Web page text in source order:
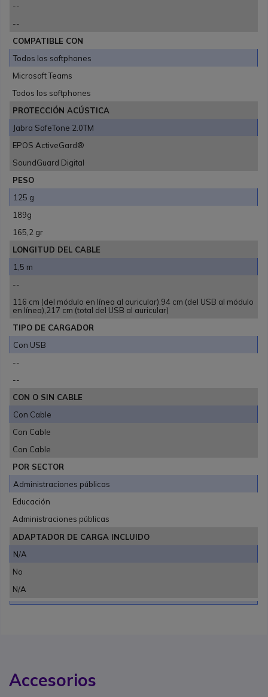
--
--
COMPATIBLE CON
Todos los softphones
Microsoft Teams
Todos los softphones
PROTECCIÓN ACÚSTICA
Jabra SafeTone 2.0TM
EPOS ActiveGard®
SoundGuard Digital
PESO
125 g
189g
165,2 gr
LONGITUD DEL CABLE
1,5 m
--
116 cm (del módulo en línea al auricular),94 cm (del USB al módulo
en línea),217 cm (total del USB al auricular)
TIPO DE CARGADOR
Con USB
--
--
CON O SIN CABLE
Con Cable
Con Cable
Con Cable
POR SECTOR
Administraciones públicas
Educación
Administraciones públicas
ADAPTADOR DE CARGA INCLUIDO
N/A
No
N/A
Accesorios